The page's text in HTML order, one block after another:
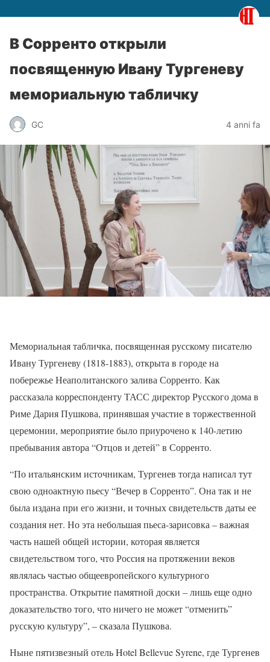
В Сорренто открыли
посвященную Ивану Тургеневу
мемориальную табличку
GC 4 anni fa
Мемориальная табличка, посвященная русскому писателю
Ивану Тургеневу (1818-1883), открыта в городе на
побережье Неаполитанского залива Сорренто. Как
рассказала корреспонденту ТАСС директор Русского дома в
Риме Дария Пушкова, принявшая участие в торжественной
церемонии, мероприятие было приурочено к 140-летию
пребывания автора “Отцов и детей” в Сорренто.
“По итальянским источникам, Тургенев тогда написал тут
свою одноактную пьесу “Вечер в Сорренто”. Она так и не
была издана при его жизни, и точных свидетельств даты ее
создания нет. Но эта небольшая пьеса-зарисовка – важная
часть нашей общей истории, которая является
свидетельством того, что Россия на протяжении веков
являлась частью общеевропейского культурного
пространства. Открытие памятной доски – лишь еще одно
доказательство того, что ничего не может “отменить”
русскую культуру”, – сказала Пушкова.
Ныне пятизвезный отель Hotel Bellevue Syrene, где Тургенев